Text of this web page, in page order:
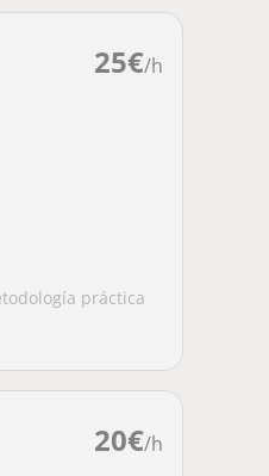
25€/h
práctica
20€/h